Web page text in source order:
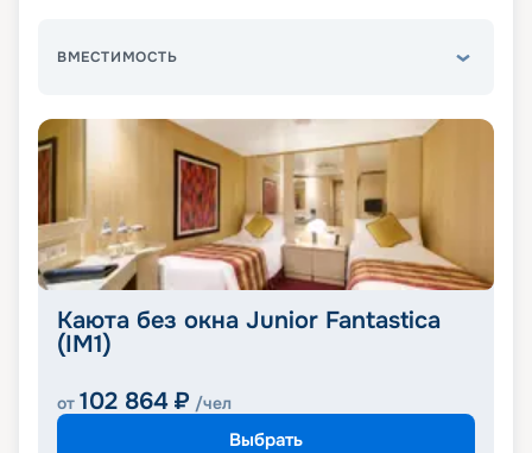
ВМЕСТИМОСТЬ
Каюта без окна Junior Fantastica
(IM1)
от 102 864 ₽ /чел
Выбрать